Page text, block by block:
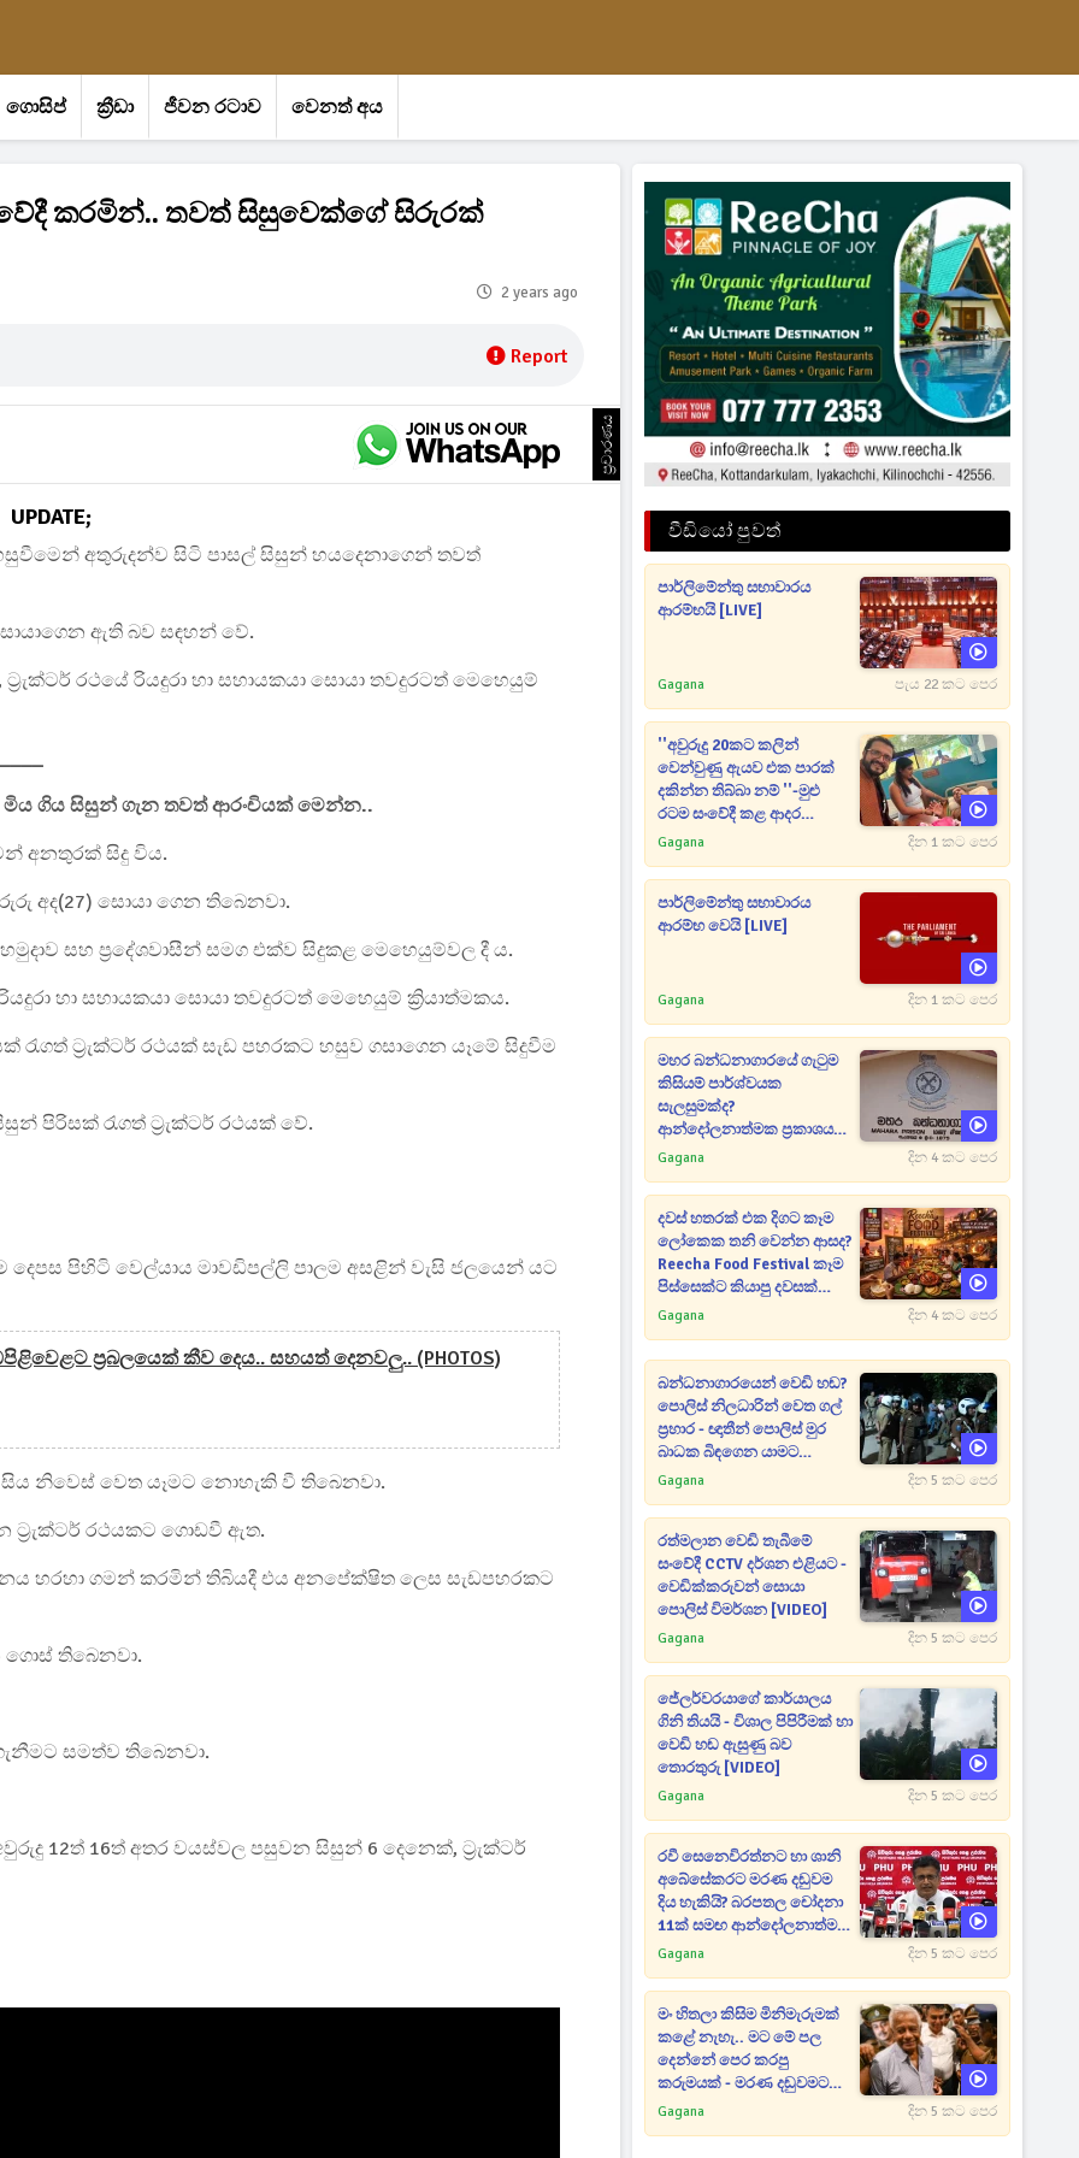
ගොසිප් ක්‍රීඩා ජීවන රටාව වෙනත් අය
කරමින්.. තවත් සිසුවෙක්ගේ සිරුරක්
2 years ago
Report
ප්‍රචාරණය
UPDATE;
හසුවීමෙන් අතුරුදන්ව සිටි පාසල් සිසුන් හයදෙනාගෙන් තවත්
ඇති බව සඳහන් වේ.
රථයේ රියදුරා හා සහායකයා සොයා තවදුරටත් මෙහෙයුම්
මිය ගිය සිසුන් ගැන තවත් ආරංචියක් මෙන්න..
අනතුරක් සිදු විය.
අද(27) සොයා ගෙන තිබෙනවා.
සහ ප්‍රදේශවාසීන් සමග එක්ව සිදුකළ මෙහෙයුම්වල දී ය.
හා සහායකයා සොයා තවදුරටත් මෙහෙයුම් ක්‍රියාත්මකය.
රැගත් ට්‍රැක්ටර් රථයක් සැඩ පහරකට හසුව ගසාගෙන යෑමේ සිදුවීම
පිරිසක් රැගත් ට්‍රැක්ටර් රථයක් වේ.
පිහිටි වෙල්යාය මාවඩිපල්ලි පාලම අසළින් වැසි ජලයෙන් යට
ප්‍රබලයෙක් කීව දෙය.. සහයත් දෙනවලු.. (PHOTOS)
නිවෙස් වෙත යෑමට නොහැකි වී තිබෙනවා.
ට්‍රැක්ටර් රථයකට ගොඩවී ඇත.
හරහා ගමන් කරමින් තිබියදී එය අනපේක්ෂිත ලෙස සැඩපහරකට
ගොස් තිබෙනවා.
සමත්ව තිබෙනවා.
12ත් 16ත් අතර වයස්වල පසුවන සිසුන් 6 දෙනෙක්, ට්‍රැක්ටර්
වීඩියෝ පුවත්
පාර්ලිමේන්තු සභාවාරය
ආරම්භයි [LIVE]
Gagana පැය 22 කට පෙර
''අවුරුදු 20කට කලින්
වෙන්වුණු ඇයව එක පාරක්
දකින්න තිබ්බා නම් ''-මුළු
රටම සංවේදී කළ ආදර
අමරණීය මතකය
Gagana දින 1 කට පෙර
පාර්ලිමේන්තු සභාවාරය
ආරම්භ වෙයි [LIVE]
Gagana දින 1 කට පෙර
මහර බන්ධනාගාරයේ ගැටුම
කිසියම් පාර්ශ්වයක
සැලසුමක්ද?
ආන්දෝලනාත්මක ප්‍රකාශයක්
එළියට [VIDEO]
Gagana දින 4 කට පෙර
දවස් හතරක් එක දිගට කෑම
ලෝකෙක තනි වෙන්න ආසද?
Reecha Food Festival කෑම
පිස්සෙක්ට කියාපු දවසක්
මෙන්න
Gagana දින 4 කට පෙර
බන්ධනාගාරයෙන් වෙඩි හඬ?
පොලිස් නිලධාරින් වෙත ගල්
ප්‍රහාර - ඥාතීන් පොලිස් මුර
බාධක බිඳගෙන යාමට
උත්සාහයක [VIDEO]
Gagana දින 5 කට පෙර
රත්මලාන වෙඩි තැබීමේ
සංවේදී CCTV දර්ශන එළියට -
වෙඩික්කරුවන් සොයා
පොලිස් විමර්ශන [VIDEO]
Gagana දින 5 කට පෙර
ජේලර්වරයාගේ කාර්යාලය
ගිනි තියයි - විශාල පිපිරීමක් හා
වෙඩි හඬ ඇසුණු බව
තොරතුරු [VIDEO]
Gagana දින 5 කට පෙර
රවී සෙනෙවිරත්නට හා ශානි
අබේසේකරට මරණ දඬුවම
දිය හැකියි? බරපතල චෝදනා
11ක් සමඟ ආන්දෝලනාත්මක
ප්‍රකාශයක් [VIDEO]
Gagana දින 5 කට පෙර
මං හිතලා කිසිම මිනිමැරුමක්
කළේ නැහැ.. මට මේ පල
දෙන්නේ පෙර කරපු
කරුමයක් - මරණ දඬුවමට
කළින් කට ඇරපු පූජිත් හඬා
Gagana දින 5 කට පෙර